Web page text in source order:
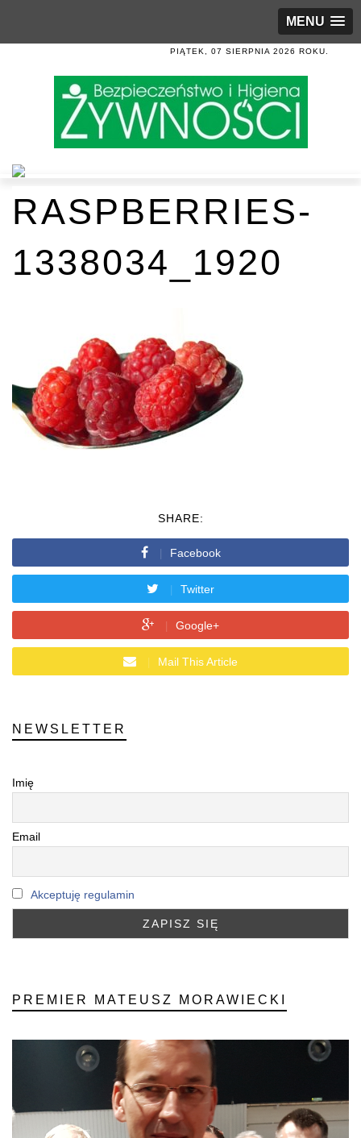
MENU
PIĄTEK, 07 SIERPNIA 2026 ROKU.
RASPBERRIES-
1338034_1920
SHARE:
Facebook
Twitter
Google+
Mail This Article
NEWSLETTER
Imię
Email
Akceptuję regulamin
PREMIER MATEUSZ MORAWIECKI